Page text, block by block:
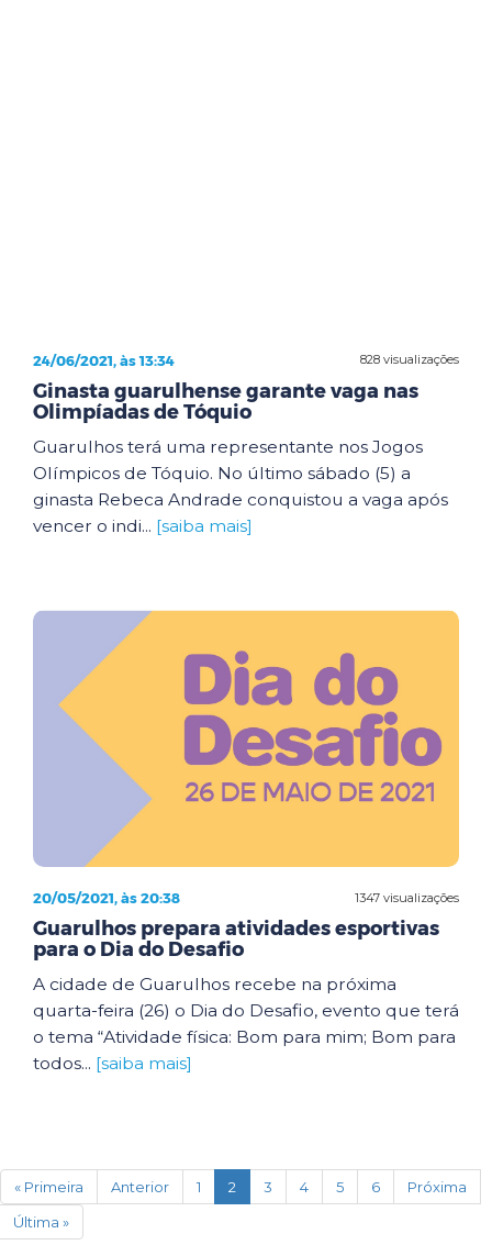
828 visualizações
24/06/2021, às 13:34
Ginasta guarulhense garante vaga nas
Olimpíadas de Tóquio
Guarulhos terá uma representante nos Jogos
Olímpicos de Tóquio. No último sábado (5) a
ginasta Rebeca Andrade conquistou a vaga após
vencer o indi... [saiba mais]
1347 visualizações
20/05/2021, às 20:38
Guarulhos prepara atividades esportivas
para o Dia do Desafio
A cidade de Guarulhos recebe na próxima
quarta-feira (26) o Dia do Desafio, evento que terá
o tema “Atividade física: Bom para mim; Bom para
todos... [saiba mais]
« Primeira Anterior 1 2 (current)
3 4 5 6
Próxima
Última »